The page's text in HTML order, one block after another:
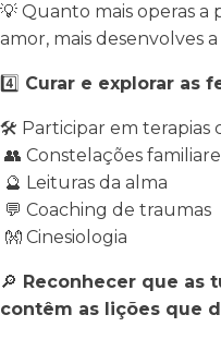
💡 Quanto mais operas a
amor, mais desenvolves
4️⃣ Curar e explorar as
🛠 Participar em terapias
👥 Constelações
🔮 Leituras da alma
💬 Coaching de traumas
👐 Cinesiologia
🔎 Reconhecer que as
contêm as lições que